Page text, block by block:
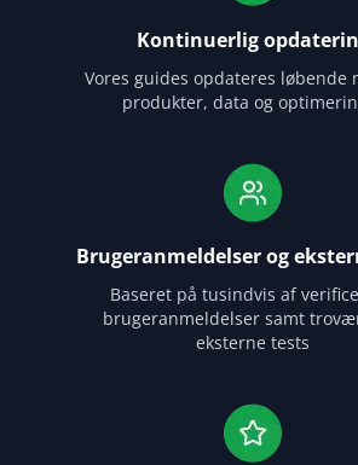
Kontinuerlig
Vores guides opdateres løbende
produkter, data og
Brugeranmeldelser og
Baseret på tusindvis af
brugeranmeldelser samt
eksterne tests